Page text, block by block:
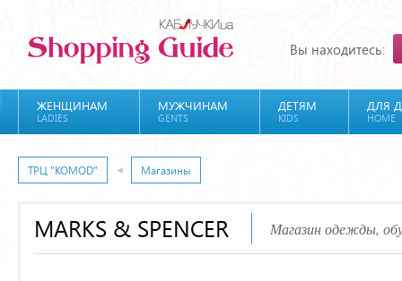
Вы находитесь:
ЖЕНЩИНАМ
LADIES
МУЖЧИНАМ
GENTS
ДЕТЯМ
KIDS
ДЛЯ
HOME
ТРЦ "KOMOD" Магазины
MARKS & SPENCER Магазин одежды,